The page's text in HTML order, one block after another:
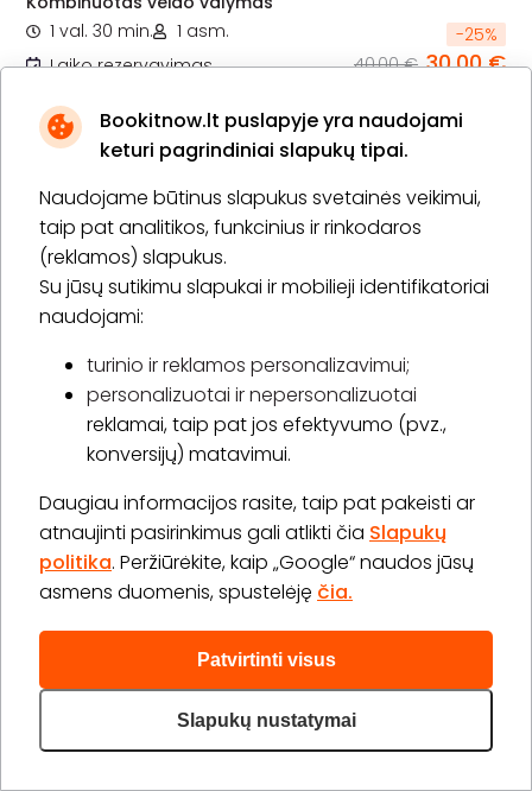
Bookitnow.lt puslapyje yra naudojami
keturi pagrindiniai slapukų tipai.
Naudojame būtinus slapukus svetainės veikimui,
taip pat analitikos, funkcinius ir rinkodaros
(reklamos) slapukus.
Su jūsų sutikimu slapukai ir mobilieji identifikatoriai
naudojami:
turinio ir reklamos personalizavimui;
personalizuotai ir nepersonalizuotai
reklamai, taip pat jos efektyvumo (pvz.,
konversijų) matavimui.
Daugiau informacijos rasite, taip pat pakeisti ar
atnaujinti pasirinkimus gali atlikti čia Slapukų
politika. Peržiūrėkite, kaip „Google“ naudos jūsų
asmens duomenis, spustelėję čia.
Patvirtinti visus
Slapukų nustatymai
1 val. 30 min.
1 asm.
Laiko rezervavimas
-25%
40,00 € 30,00 €
Apie paslaugą Pirkti
Hydrafacial drėkinanti veido procedūra ir veido
masažas
1 val. 30 min.
1 asm.
Laiko rezervavimas
60,00 € 40,00 €
Limfodrenažinis-anticeliulitinis masažas su įvyniojimu
1 val.
1 asm.
Apie paslaugą Pirkti
Daugiau (21)>